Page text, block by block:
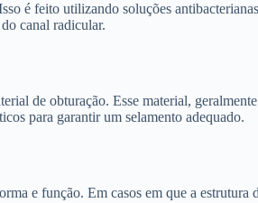
é feito utilizando soluções
canal radicular.
de obturação. Esse material,
para garantir um selamento adequado.
e função. Em casos em que a